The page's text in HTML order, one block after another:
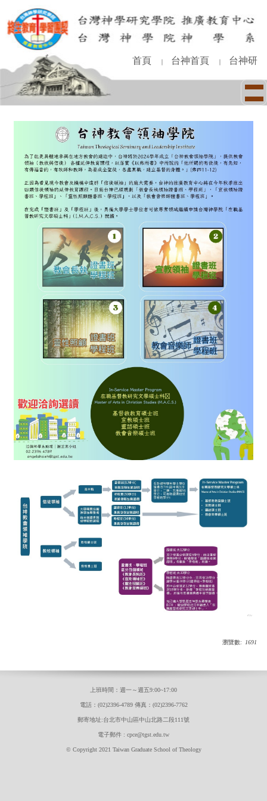
到
主
容
區
首頁 ｜ 台神首頁 ｜ 台神研
瀏覽數: 1691
上班時間：週一～週五9:00~17:00
電話：(02)2396-4789 傳真：(02)2396-7762
郵寄地址:台北市中山區中山北路二段111號
電子郵件 : cpce@tgst.edu.tw
© Copyright 2021 Taiwan Graduate School of Theology